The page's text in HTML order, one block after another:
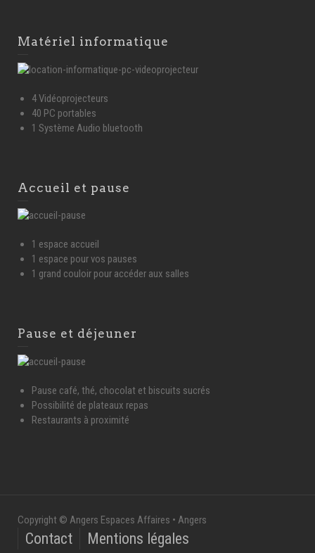
Matériel informatique
4 Vidéoprojecteurs
40 PC portables
1 Système Audio bluetooth
Accueil et pause
1 espace accueil
1 espace pour vos pauses
1 grand couloir pour accéder aux salles
Pause et déjeuner
Pause café, thé, chocolat et biscuits sucrés
Possibilité de plateaux repas
Restaurants à proximité
Copyright © Angers Espaces Affaires • Angers
Contact Mentions légales